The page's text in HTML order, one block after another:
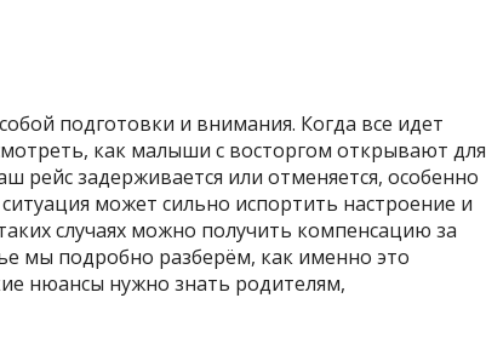
подготовки и внимания. Когда все идет
как малыши с восторгом открывают для
рейс задерживается или отменяется, особенно
может сильно испортить настроение и
случаях можно получить компенсацию за
мы подробно разберём, как именно это
нюансы нужно знать родителям,